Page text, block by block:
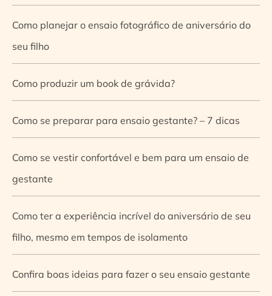
Como planejar o ensaio fotográfico de aniversário do
seu filho
Como produzir um book de grávida?
Como se preparar para ensaio gestante? – 7 dicas
Como se vestir confortável e bem para um ensaio de
gestante
Como ter a experiência incrível do aniversário de seu
filho, mesmo em tempos de isolamento
Confira boas ideias para fazer o seu ensaio gestante